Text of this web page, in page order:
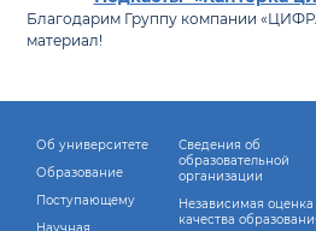
Благодарим Группу компании
материал!
Об университете
Образование
Поступающему
Сведения об
образовательной
организации
Независимая оценка
качества